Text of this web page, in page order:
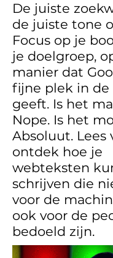
De juiste
de juiste tone
Focus op je
je doelgroep,
manier dat
fijne plek in de
geeft. Is het
Nope. Is het
Absoluut. Lees
ontdek hoe je
webteksten
schrijven die
voor de
ook voor de
bedoeld zijn.